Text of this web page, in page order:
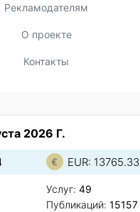
Рекламодателям
О проекте
Контакты
2026 Г.
EUR: 13765.33
Услуг: 49
Публикаций: 15157